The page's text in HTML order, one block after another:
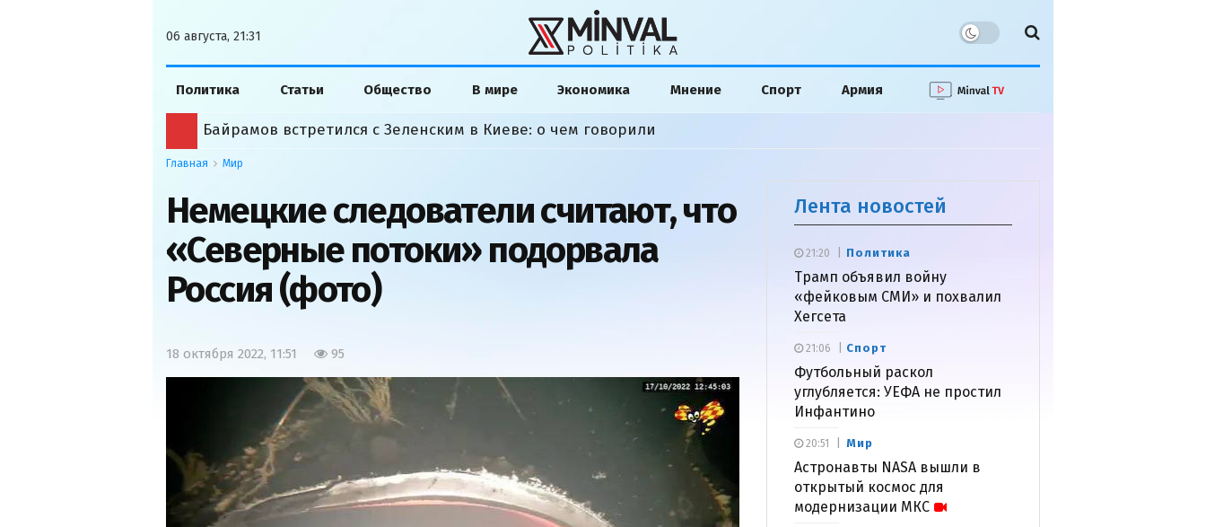
06 августа, 21:31
Политика Статьи Общество В мире Экономика Мнение Спорт Армия
Байрамов встретился с Зеленским в Киеве: о чем говорили
Главная Мир
Немецкие следователи считают, что
«Северные потоки» подорвала
Россия (фото)
18 октября 2022, 11:51 95
Лента новостей
Политика
Трамп объявил войну
«фейковым СМИ» и похвалил
Хегсета
21:20
Спорт
Футбольный раскол
углубляется: УЕФА не простил
Инфантино
21:06
Мир
Астронавты NASA вышли в
открытый космос для
модернизации МКС
20:51